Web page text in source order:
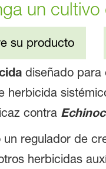
un
su producto
diseñado para
herbicida
contra
regulador de
herbicidas